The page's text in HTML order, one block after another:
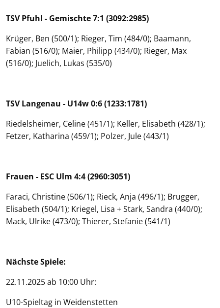
TSV Pfuhl - Gemischte 7:1 (3092:2985)
Krüger, Ben (500/1); Rieger, Tim (484/0); Baamann,
Fabian (516/0); Maier, Philipp (434/0); Rieger, Max
(516/0); Juelich, Lukas (535/0)
TSV Langenau - U14w 0:6 (1233:1781)
Riedelsheimer, Celine (451/1); Keller, Elisabeth (428/1);
Fetzer, Katharina (459/1); Polzer, Jule (443/1)
Frauen - ESC Ulm 4:4 (2960:3051)
Faraci, Christine (506/1); Rieck, Anja (496/1); Brugger,
Elisabeth (504/1); Kriegel, Lisa + Stark, Sandra (440/0);
Mack, Ulrike (473/0); Thierer, Stefanie (541/1)
Nächste Spiele:
22.11.2025 ab 10:00 Uhr:
U10-Spieltag in Weidenstetten